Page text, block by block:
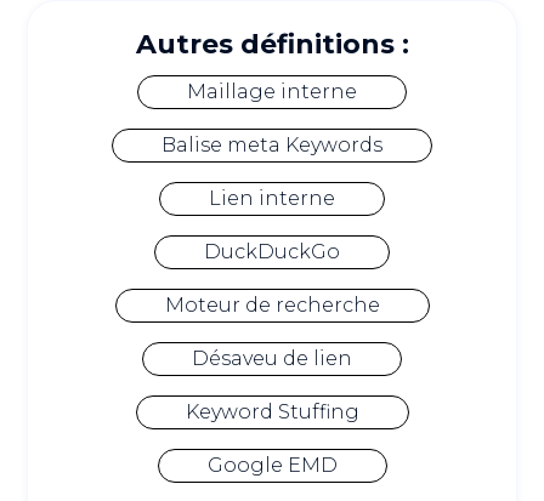
Autres définitions :
Maillage interne
Balise meta Keywords
Lien interne
DuckDuckGo
Moteur de recherche
Désaveu de lien
Keyword Stuffing
Google EMD